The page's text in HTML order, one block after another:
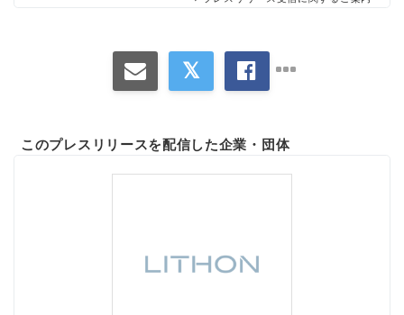
このプレスリリースを配信した企業・団体